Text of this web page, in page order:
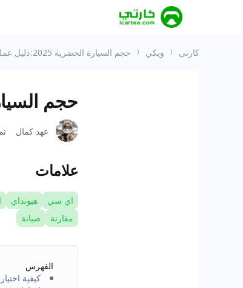
كارتي ويكي حجم السيارة الحضرية 2025:دليل عملي لاختيار الأفضل
حجم السيارة الحضرية
عهد كمال
علامات
اي سي هيونداي
مقارنة
صيانة
الفهرس
كيفية